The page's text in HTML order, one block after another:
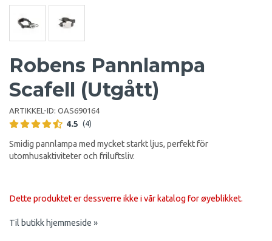
Robens Pannlampa
Scafell (Utgått)
ARTIKKEL-ID: OAS690164
4.5 (4)
Smidig pannlampa med mycket starkt ljus, perfekt för
utomhusaktiviteter och friluftsliv.
Dette produktet er dessverre ikke i vår katalog for øyeblikket.
Til butikk hjemmeside »